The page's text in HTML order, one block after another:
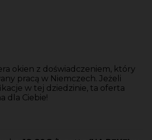
okien z doświadczeniem, który
pracą w Niemczech. Jeżeli
w tej dziedzinie, ta oferta
dla Ciebie!